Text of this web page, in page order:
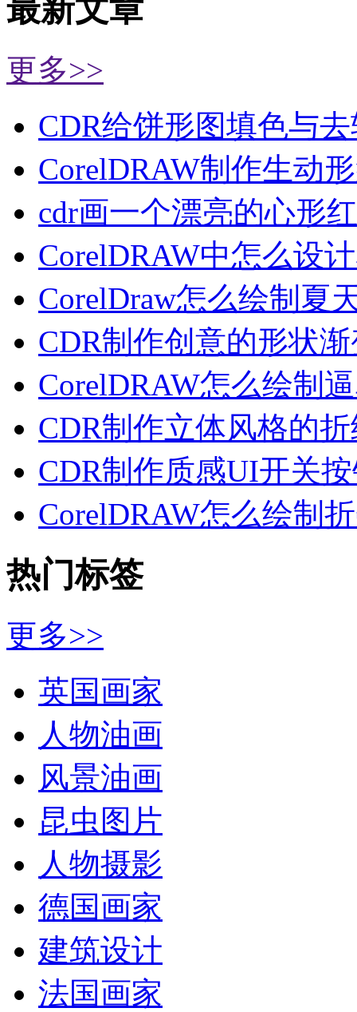
最新文章
更多>>
CDR给饼形图填色与
CorelDRAW制作生动
cdr画一个漂亮的心形
CorelDRAW中怎么设
CorelDraw怎么绘制夏
CDR制作创意的形状
CorelDRAW怎么绘制
CDR制作立体风格的
CDR制作质感UI开关
CorelDRAW怎么绘制
热门标签
更多>>
英国画家
人物油画
风景油画
昆虫图片
人物摄影
德国画家
建筑设计
法国画家